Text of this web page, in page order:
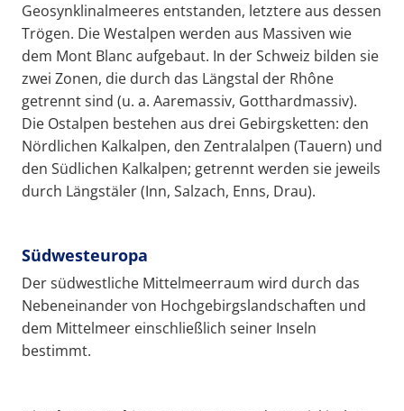
Geosynklinalmeeres entstanden, letztere aus dessen
Trögen. Die Westalpen werden aus Massiven wie
dem Mont Blanc aufgebaut. In der Schweiz bilden sie
zwei Zonen, die durch das Längstal der Rhône
getrennt sind (u. a. Aaremassiv, Gotthardmassiv).
Die Ostalpen bestehen aus drei Gebirgsketten: den
Nördlichen Kalkalpen, den Zentralalpen (Tauern) und
den Südlichen Kalkalpen; getrennt werden sie jeweils
durch Längstäler (Inn, Salzach, Enns, Drau).
Südwesteuropa
Der südwestliche Mittelmeerraum wird durch das
Nebeneinander von Hochgebirgslandschaften und
dem Mittelmeer einschließlich seiner Inseln
bestimmt.